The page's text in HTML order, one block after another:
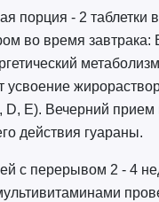
порция - 2 таблетки в
во время завтрака:
усвоение
D, E). Вечерний прием
действия гуараны.
с перерывом 2 - 4